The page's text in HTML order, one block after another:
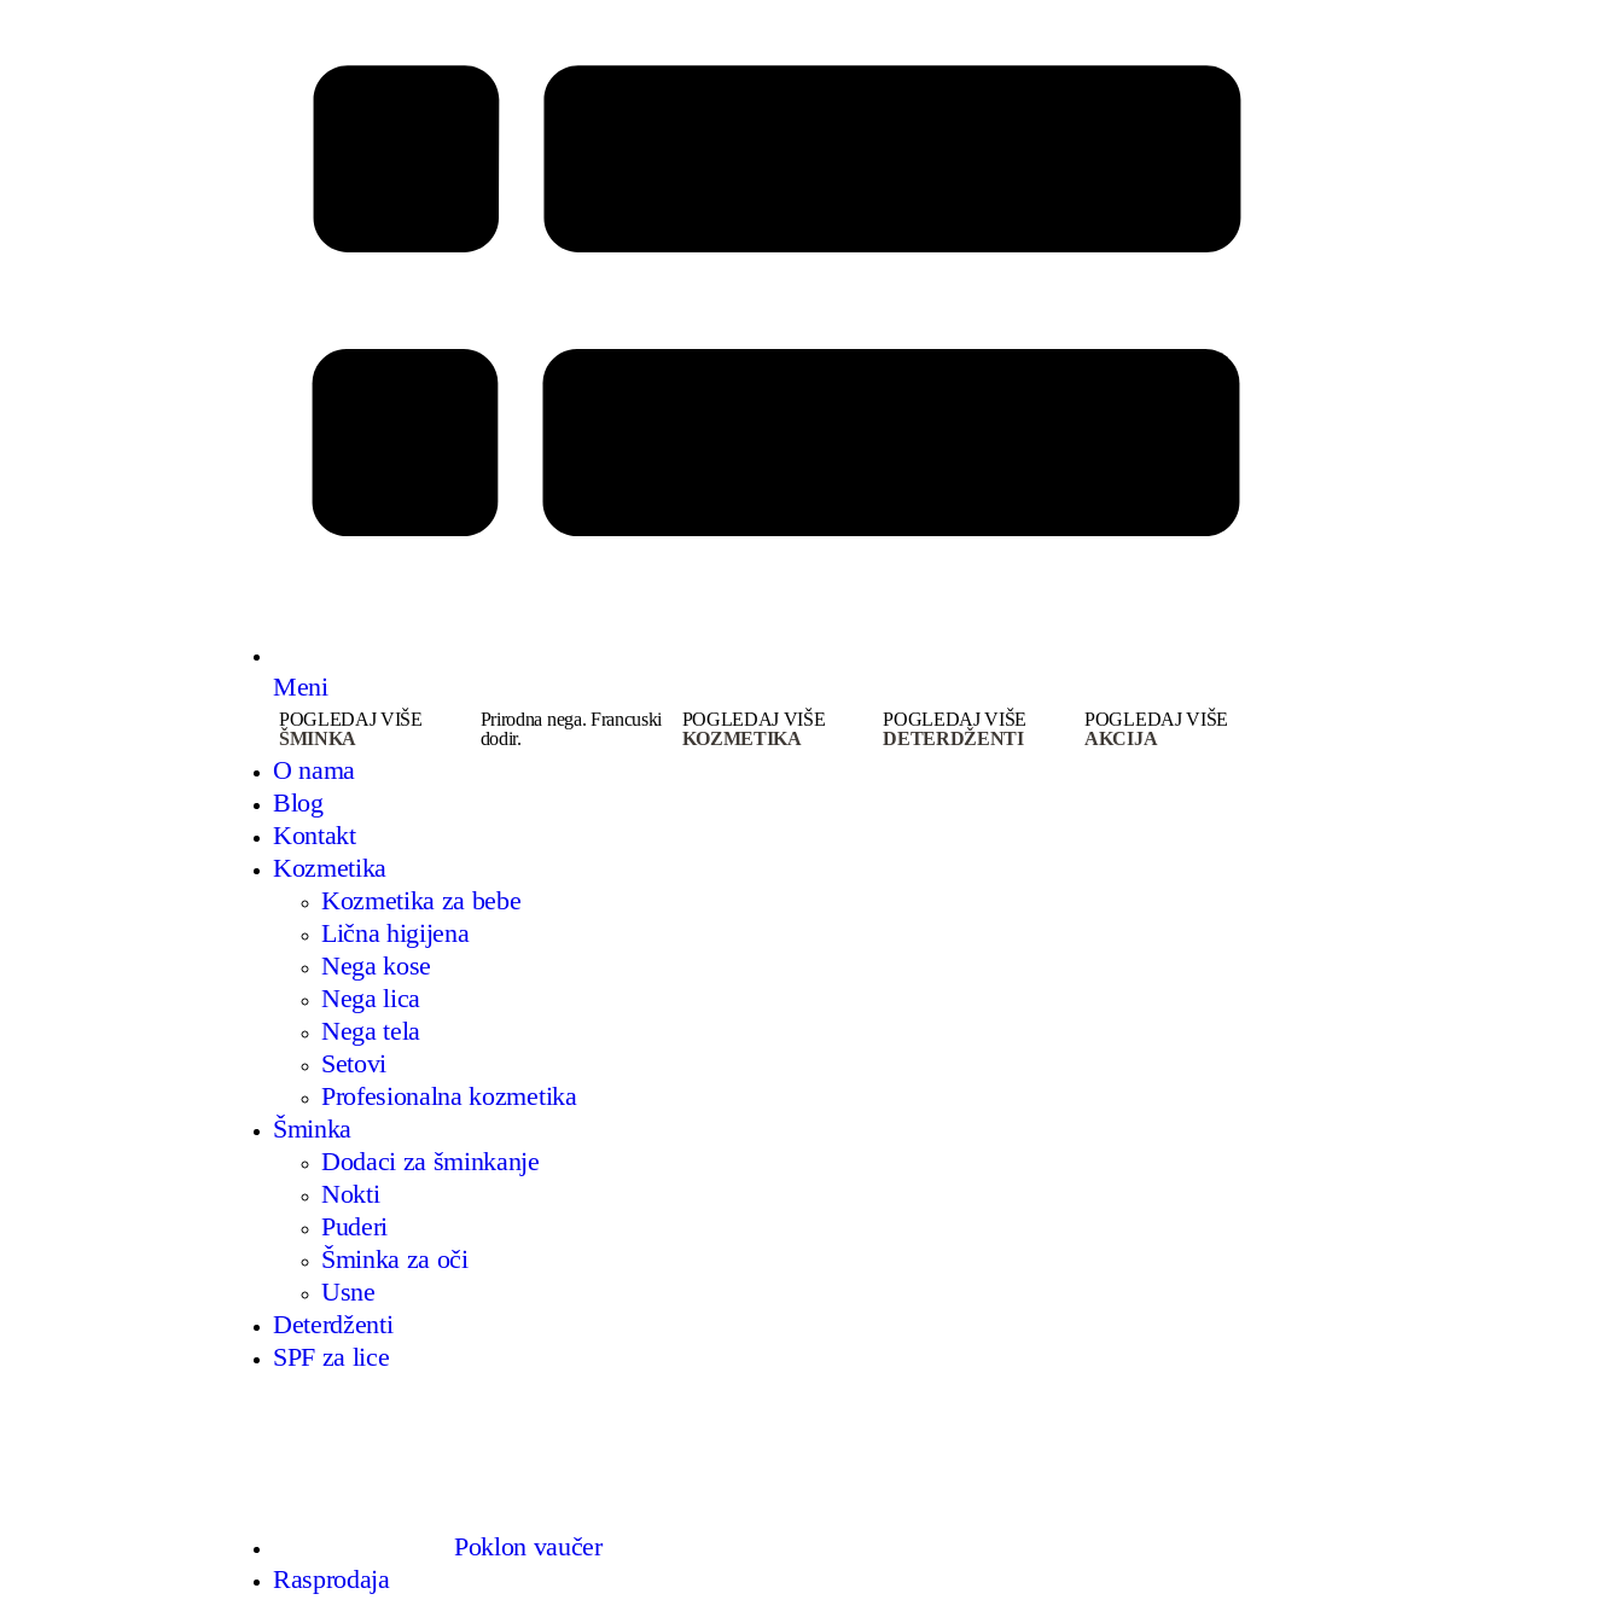
Meni
POGLEDAJ VIŠE
ŠMINKA
Prirodna nega. Francuski
dodir.
POGLEDAJ VIŠE
KOZMETIKA
POGLEDAJ VIŠE
DETERDŽENTI
POGLEDAJ VIŠE
AKCIJA
O nama
Blog
Kontakt
Kozmetika
Kozmetika za bebe
Lična higijena
Nega kose
Nega lica
Nega tela
Setovi
Profesionalna kozmetika
Šminka
Dodaci za šminkanje
Nokti
Puderi
Šminka za oči
Usne
Deterdženti
SPF za lice
Poklon vaučer
Rasprodaja